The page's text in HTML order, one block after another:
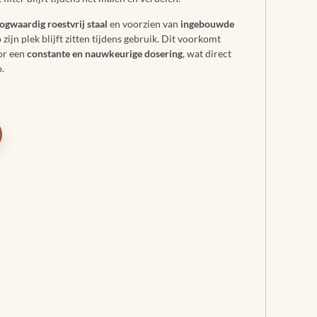
roestvrij staal en voorzien van ingebouwde
zijn plek blijft zitten tijdens gebruik. Dit voorkomt
een constante en nauwkeurige dosering, wat direct